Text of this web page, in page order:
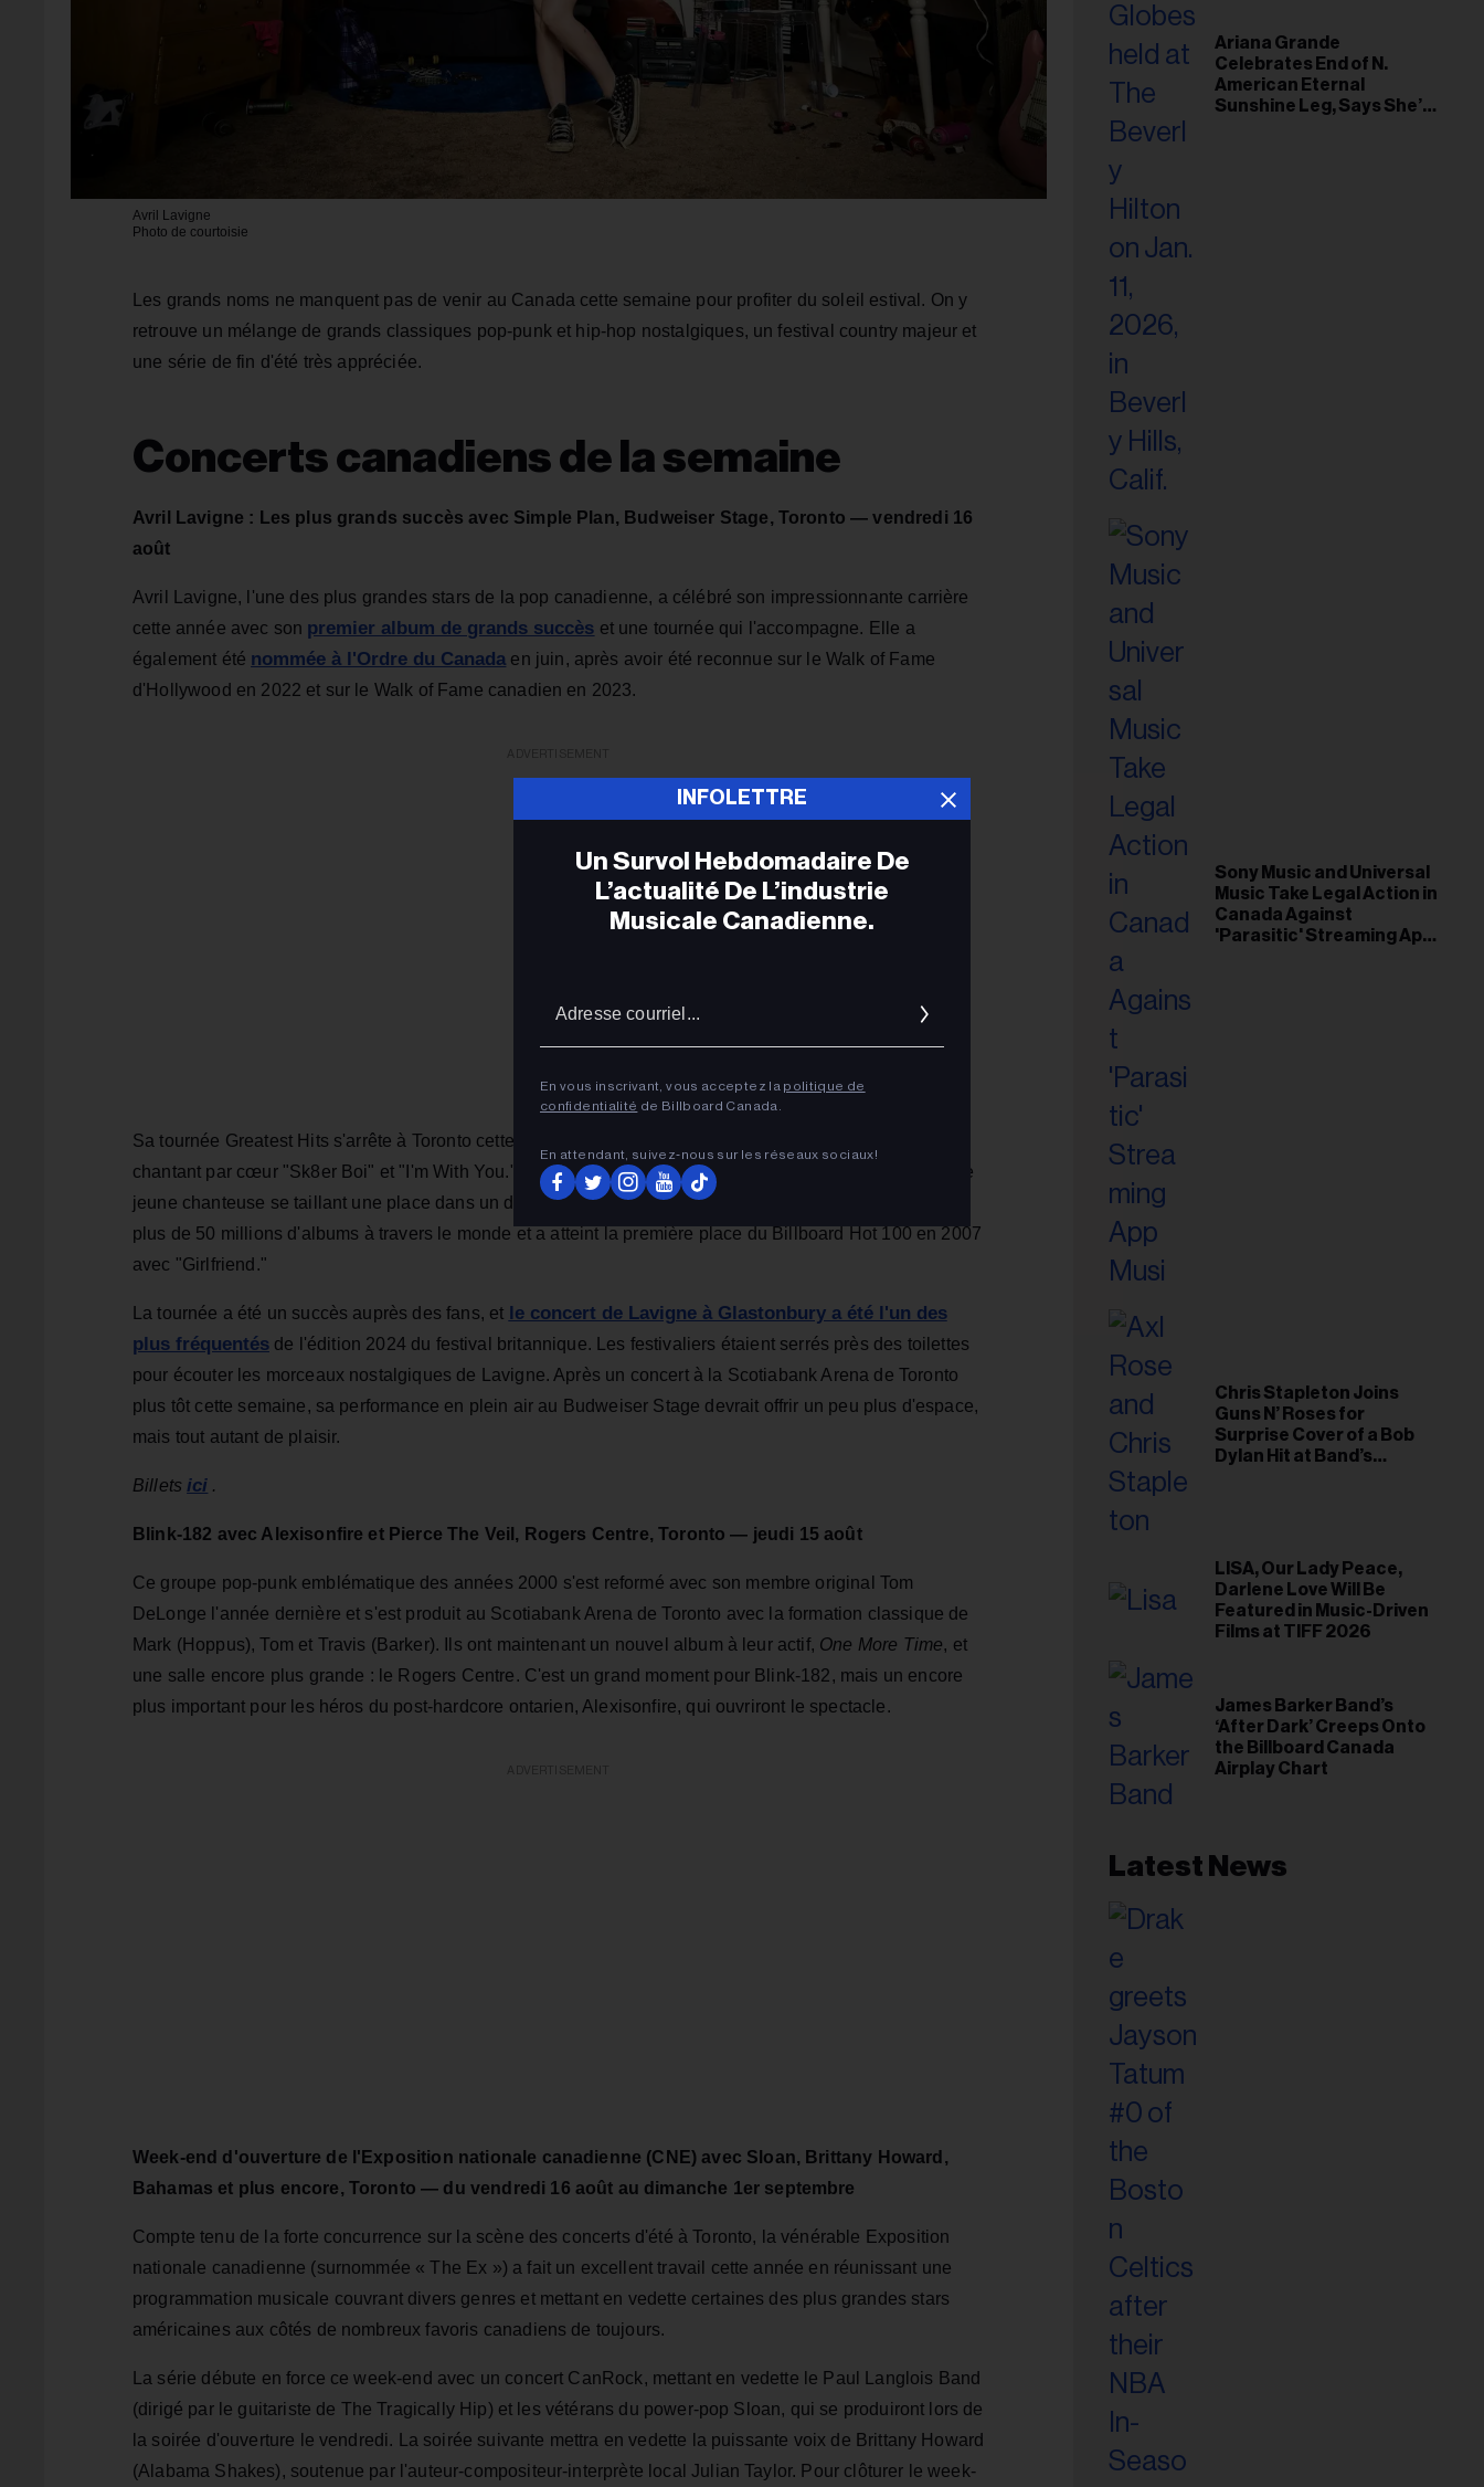
Avril Lavigne
Photo de courtoisie
Les grands noms ne manquent pas de venir au Canada cette semaine pour profiter du soleil estival. On y
retrouve un mélange de grands classiques pop-punk et hip-hop nostalgiques, un festival country majeur et
une série de fin d'été très appréciée.
Concerts canadiens de la semaine
Avril Lavigne : Les plus grands succès avec Simple Plan, Budweiser Stage, Toronto — vendredi 16
août
Avril Lavigne, l'une des plus grandes stars de la pop canadienne, a célébré son impressionnante carrière
cette année avec son premier album de grands succès et une tournée qui l'accompagne. Elle a
également été nommée à l'Ordre du Canada en juin, après avoir été reconnue sur le Walk of Fame
d'Hollywood en 2022 et sur le Walk of Fame canadien en 2023.
Sa tournée Greatest Hits s'arrête à Toronto cette semaine et promet de ravir les fans qui ont grandi en
chantant par cœur "Sk8er Boi" et "I'm With You." Lavigne s'est imposée dans les années 2000 en tant que
jeune chanteuse se taillant une place dans un domaine pop-rock dominé par les hommes. Elle a vendu
plus de 50 millions d'albums à travers le monde et a atteint la première place du Billboard Hot 100 en 2007
avec "Girlfriend."
La tournée a été un succès auprès des fans, et
le concert de Lavigne à Glastonbury a été l'un des
plus fréquentés de l'édition 2024 du festival britannique. Les festivaliers étaient serrés près des toilettes
pour écouter les morceaux nostalgiques de Lavigne. Après un concert à la Scotiabank Arena de Toronto
plus tôt cette semaine, sa performance en plein air au Budweiser Stage devrait offrir un peu plus d'espace,
mais tout autant de plaisir.
Billets ici .
Blink-182 avec Alexisonfire et Pierce The Veil, Rogers Centre, Toronto — jeudi 15 août
Ce groupe pop-punk emblématique des années 2000 s'est reformé avec son membre original Tom
DeLonge l'année dernière et s'est produit au Scotiabank Arena de Toronto avec la formation classique de
Mark (Hoppus), Tom et Travis (Barker). Ils ont maintenant un nouvel album à leur actif, One More Time, et
une salle encore plus grande : le Rogers Centre. C'est un grand moment pour Blink-182, mais un encore
plus important pour les héros du post-hardcore ontarien, Alexisonfire, qui ouvriront le spectacle.
Week-end d'ouverture de l'Exposition nationale canadienne (CNE) avec Sloan, Brittany Howard,
Bahamas et plus encore, Toronto — du vendredi 16 août au dimanche 1er septembre
Compte tenu de la forte concurrence sur la scène des concerts d'été à Toronto, la vénérable Exposition
nationale canadienne (surnommée « The Ex ») a fait un excellent travail cette année en réunissant une
programmation musicale couvrant divers genres et mettant en vedette certaines des plus grandes stars
américaines aux côtés de nombreux favoris canadiens de toujours.
La série débute en force ce week-end avec un concert CanRock, mettant en vedette le Paul Langlois Band
(dirigé par le guitariste de The Tragically Hip) et les vétérans du power-pop Sloan, qui se produiront lors de
la soirée d'ouverture le vendredi. La soirée suivante mettra en vedette la puissante voix de Brittany Howard
(Alabama Shakes), soutenue par l'auteur-compositeur-interprète local Julian Taylor. Pour clôturer le week-
Ariana Grande
Celebrates End of N.
American Eternal
Sunshine Leg, Says She’s
Sony Music and Universal
Music Take Legal Action in
Canada Against
'Parasitic' Streaming App
Chris Stapleton Joins
Guns N’ Roses for
Surprise Cover of a Bob
Dylan Hit at Band’s
LISA, Our Lady Peace,
Darlene Love Will Be
Featured in Music-Driven
Films at TIFF 2026
James Barker Band’s
‘After Dark’ Creeps Onto
the Billboard Canada
Airplay Chart
Latest News
INFOLETTRE
Un Survol Hebdomadaire De
L’actualité De L’industrie
Musicale Canadienne.
En vous inscrivant, vous acceptez la politique de
confidentialité de Billboard Canada.
En attendant, suivez‑nous sur les réseaux sociaux!